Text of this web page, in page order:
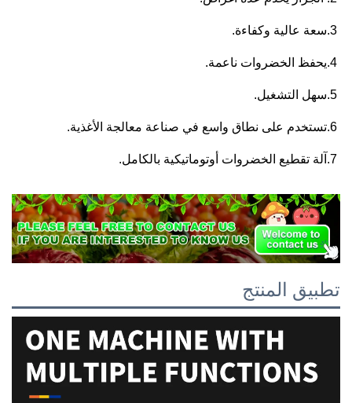
3.سعة عالية وكفاءة.
4.يحفظ الخضروات ناعمة.
5.سهل التشغيل.
6.تستخدم على نطاق واسع في صناعة معالجة الأغذية.
7.آلة تقطيع الخضروات أوتوماتيكية بالكامل.
تطبيق المنتج